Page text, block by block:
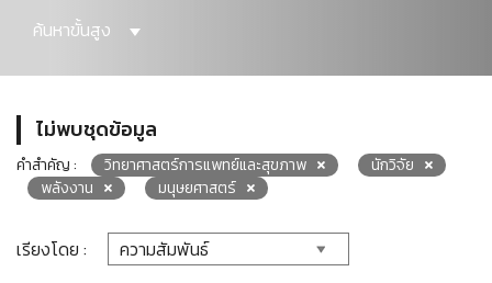
ค้นหาขั้นสูง
ไม่พบชุดข้อมูล
คำสำคัญ : วิทยาศาสตร์การแพทย์และสุขภาพ
นักวิจัย
พลังงาน
มนุษยศาสตร์
เรียงโดย :